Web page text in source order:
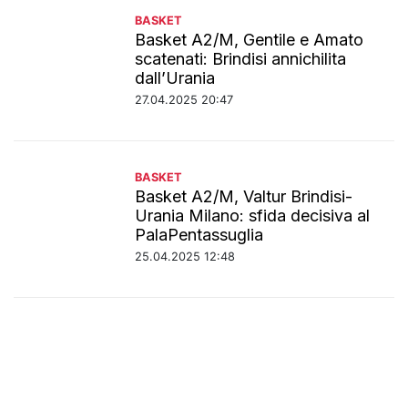
BASKET
Basket A2/M, Gentile e Amato
scatenati: Brindisi annichilita
dall’Urania
27.04.2025 20:47
BASKET
Basket A2/M, Valtur Brindisi-
Urania Milano: sfida decisiva al
PalaPentassuglia
25.04.2025 12:48